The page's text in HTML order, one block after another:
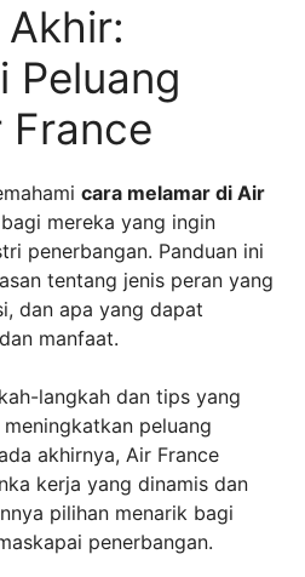
Peluang
France
cara melamar di Air
mereka yang ingin
penerbangan. Panduan ini
tentang jenis peran yang
dan apa yang dapat
manfaat.
langkah dan tips yang
peluang
akhirnya, Air France
ka kerja yang dinamis dan
pilihan menarik bagi
penerbangan.